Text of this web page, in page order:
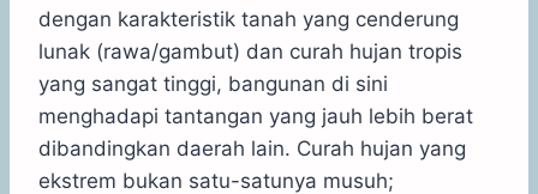
dengan karakteristik tanah yang cenderung
lunak (rawa/gambut) dan curah hujan tropis
yang sangat tinggi, bangunan di sini
menghadapi tantangan yang jauh lebih berat
dibandingkan daerah lain. Curah hujan yang
ekstrem bukan satu-satunya musuh;